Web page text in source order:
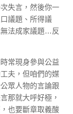
失言，然後你一
議題、所得議
法成家議題…反
常現身參與公益
夫，但咱們的媒
眾人物的言論跟
那就大呼好極，
也要斷章取義酸